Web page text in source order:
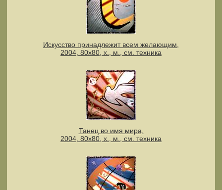
Искусство принадлежит всем желающим,
2004, 80х80, х., м., см. техника
Танец во имя мира,
2004, 80х80, х., м., см. техника